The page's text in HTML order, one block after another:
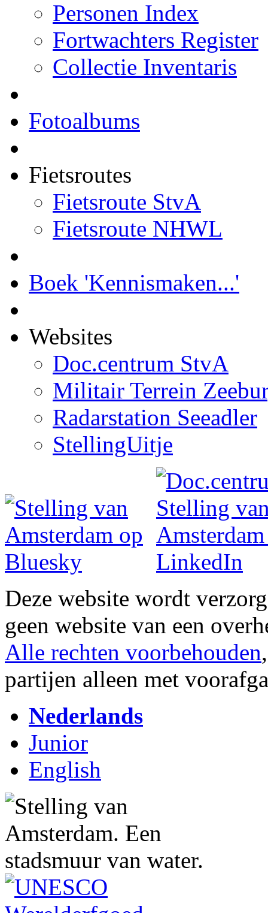
Personen Index
Fortwachters Register
Collectie Inventaris
Fotoalbums
Fietsroutes
Fietsroute StvA
Fietsroute NHWL
Boek 'Kennismaken...'
Websites
Doc.centrum StvA
Militair Terrein
Radarstation Seeadler
StellingUitje
Deze website wordt
geen website van een
Alle rechten voorbehouden
partijen alleen met
Nederlands
Junior
English